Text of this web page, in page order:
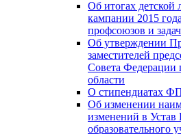
Об итогах детской
кампании 2015
профсоюзов и
Об утверждении
заместителей
Совета Федерации
области
О стипендиатах
Об изменении
изменений в Устав
образовательного